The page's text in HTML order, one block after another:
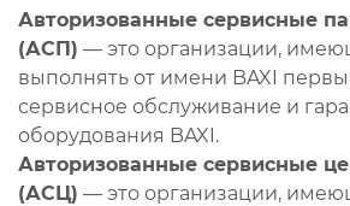
Авторизованные сервисные
(АСП) — это организации,
выполнять от имени BAXI
сервисное обслуживание и
оборудования BAXI.
Авторизованные сервисные
(АСЦ) — это организации,